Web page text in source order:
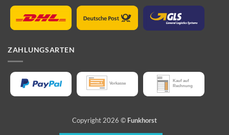
ZAHLUNGSARTEN
Copyright 2026 © Funkhorst